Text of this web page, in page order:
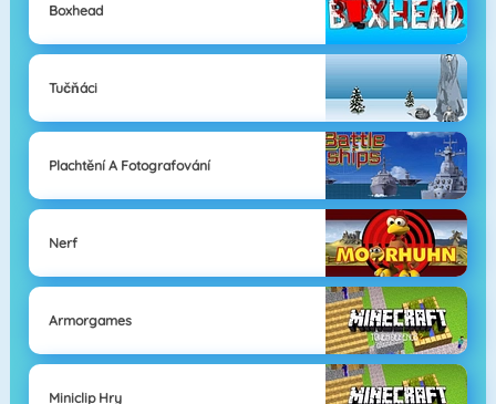
Boxhead
Tučňáci
Plachtění A Fotografování
Nerf
Armorgames
Miniclip Hry